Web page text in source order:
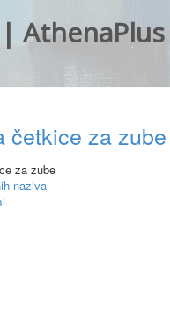
AthenaPlus
četkice za
za zube
naziva